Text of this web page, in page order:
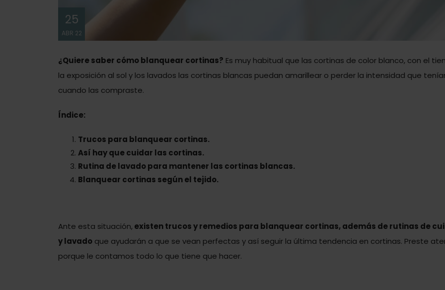
25
ABR 22
¿Quiere saber cómo blanquear cortinas? Es muy habitual que las cortinas de color blanco, con el
la exposición al sol y los lavados las cortinas blancas puedan amarillear o perder la intensidad que
cuando las compraste.
Índice:
Trucos para blanquear cortinas.
Así hay que cuidar las cortinas.
Rutina de lavado para mantener las cortinas blancas.
Blanquear cortinas según el tejido.
Ante esta situación, existen trucos y remedios para blanquear cortinas, además de rutinas de
y lavado que ayudarán a que se vean perfectas y así seguir la última tendencia en cortinas. Preste
porque le contamos todo lo que tiene que hacer.